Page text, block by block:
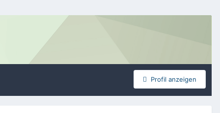
Profil anzeigen